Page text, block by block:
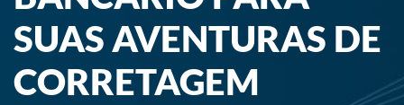
SUAS AVENTURAS DE
CORRETAGEM